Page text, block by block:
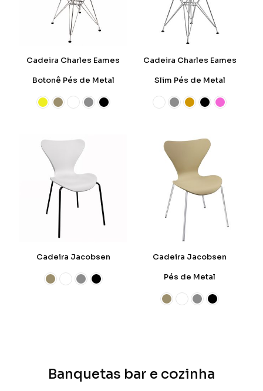
Cadeira Charles Eames
Botonê Pés de Metal
Cadeira Charles Eames
Slim Pés de Metal
Cadeira Jacobsen
Cadeira Jacobsen
Pés de Metal
Banquetas bar e cozinha